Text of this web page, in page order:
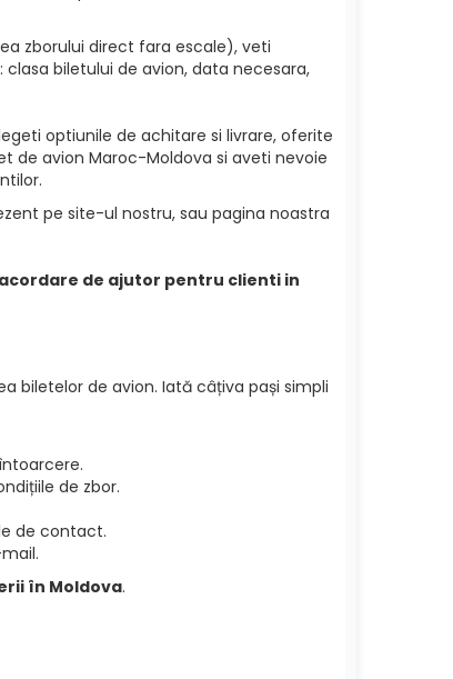
zborului direct fara escale), veti
biletului de avion, data necesara,
optiunile de achitare si livrare, oferite
de avion Maroc-Moldova si aveti nevoie
pe site-ul nostru, sau pagina noastra
de ajutor pentru clienti in
biletelor de avion. Iată câțiva pași simpli
de zbor.
de contact.
în Moldova.